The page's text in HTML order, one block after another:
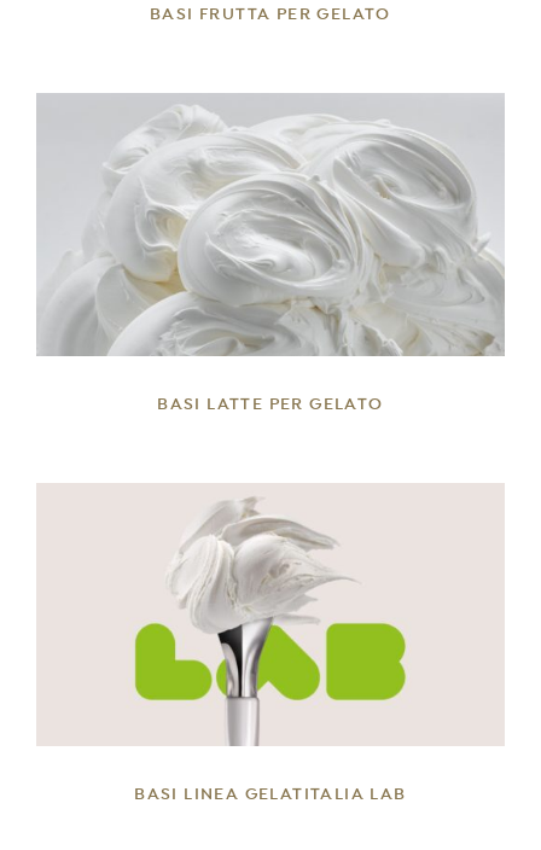
BASI FRUTTA PER GELATO
DETTAGLI
BASI LATTE PER GELATO
DETTAGLI
BASI LINEA GELATITALIA LAB